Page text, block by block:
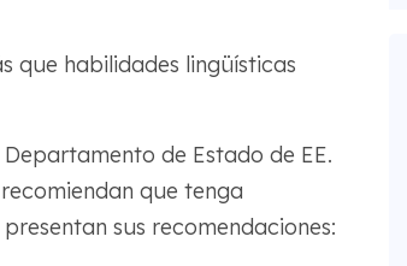
que habilidades lingüísticas
de Estado de EE.
que tenga
sus recomendaciones: